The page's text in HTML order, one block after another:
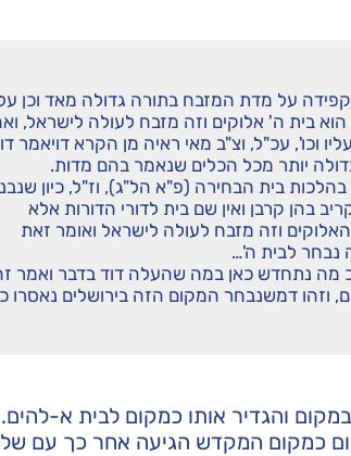
על מדת המזבח בתורה גדולה מאד וכן
בית ה' אלוקים וזה מזבח לעולה לישראל,
וכו', עכ"ל, וצ"ב מאי ראיה מן הקרא דויאמר
יותר מכל הכלים שנאמר בהם מדות.
בית הבחירה (פ"א הל"ג), וז"ל, כיון
בהן קרבן ואין שם בית לדורי הדורות אלא
וזה מזבח לעולה לישראל ואומר זאת
נבחר לבית ה'…
מה נתחדש כאן במה שהעלה דוד בדבר ואמר
וזהו דמשנבחר המקום הזה בירושלים נאסרו
והגדיר אותו כמקום לבית א-
כמקום המקדש הגיעה אחר כך עם